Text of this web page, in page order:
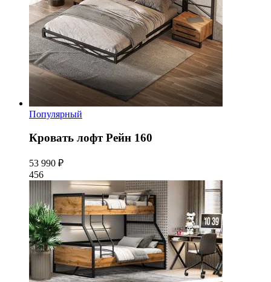
Популярный
Кровать лофт Рейн 160
53 990 ₽
456